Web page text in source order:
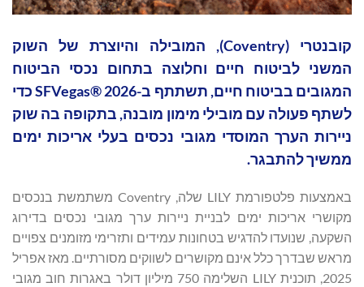
קובנטרי (Coventry), המובילה והיוצרת של השוק
המשני לביטוח חיים וחלוצה בתחום נכסי הביטוח
המגובים בביטוח חיים, תשתתף ב-SFVegas® 2026 כדי
לשתף פעולה עם מובילי מימון מובנה, בתקופה בה שוק
ניירות הערך המוסדי מגובי נכסים בעלי אריכות ימים
ממשיך להתבגר.
באמצעות פלטפורמת LILY שלה, Coventry משתמשת בנכסים
מקושרי אריכות ימים לבניית ניירות ערך מגובי נכסים בדירוג
השקעה, שנועדו להדגיש בטחונות עמידים ותזרימי מזומנים צפויים
מראש שבדרך כלל אינם מקושרים לשווקים מסורתיים. מאז אפריל
2025, תוכנית LILY השלימה 750 מיליון דולר באגרות חוב מגובי